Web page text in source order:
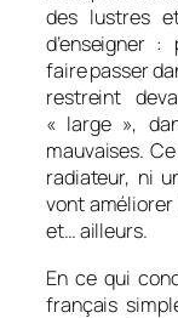
des lustres
d’enseigner
faire passer
restreint
« large »,
mauvaises.
radiateur, ni
vont
et… ailleurs.
En ce qui
français